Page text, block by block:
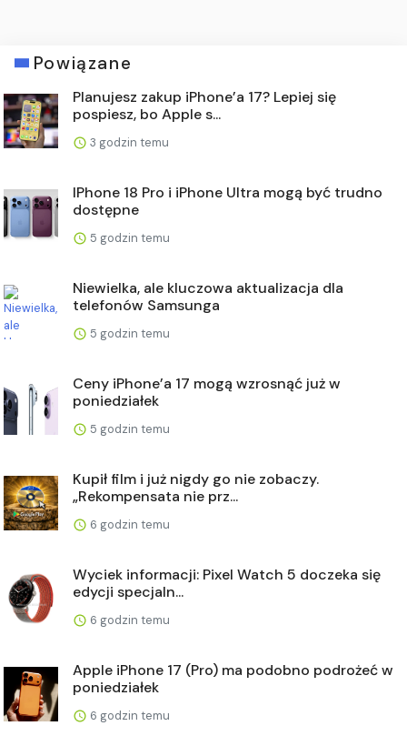
Powiązane
Planujesz zakup iPhone’a 17? Lepiej się
pospiesz, bo Apple s...
3 godzin temu
IPhone 18 Pro i iPhone Ultra mogą być trudno
dostępne
5 godzin temu
Niewielka, ale kluczowa aktualizacja dla
telefonów Samsunga
5 godzin temu
Ceny iPhone’a 17 mogą wzrosnąć już w
poniedziałek
5 godzin temu
Kupił film i już nigdy go nie zobaczy.
„Rekompensata nie prz...
6 godzin temu
Wyciek informacji: Pixel Watch 5 doczeka się
edycji specjaln...
6 godzin temu
Apple iPhone 17 (Pro) ma podobno podrożeć w
poniedziałek
6 godzin temu